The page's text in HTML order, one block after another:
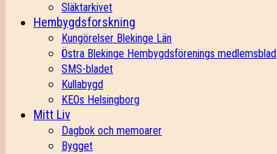
Släktarkivet
Hembygdsforskning
Kungörelser Blekinge Län
Östra Blekinge Hembygdsförenings medlemsblad
SMS-bladet
Kullabygd
KEOs Helsingborg
Mitt Liv
Dagbok och memoarer
Bygget